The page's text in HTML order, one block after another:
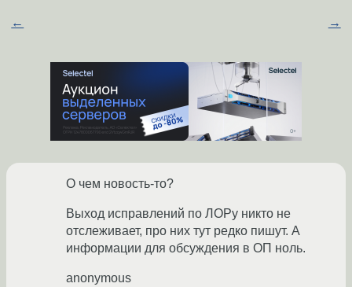
← →
О чем новость-то?
Выход исправлений по ЛОРу никто не
отслеживает, про них тут редко пишут. А
информации для обсуждения в ОП ноль.
anonymous